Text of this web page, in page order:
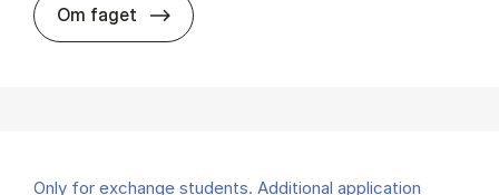
Om faget about
Only for exchange students. Additional application